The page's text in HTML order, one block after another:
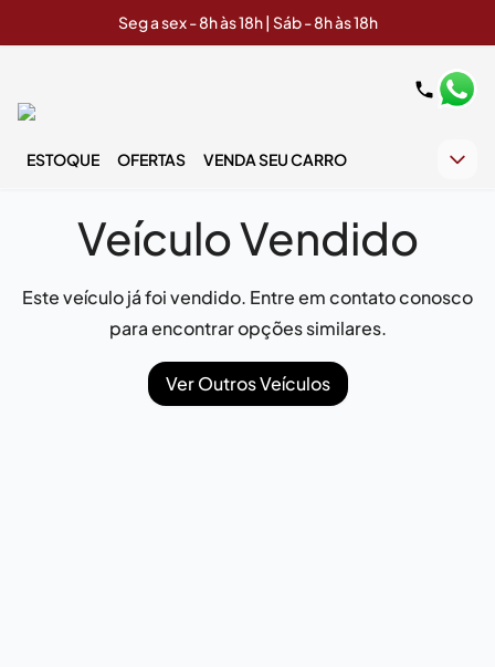
Seg a sex - 8h às 18h | Sáb - 8h às 18h
ESTOQUE OFERTAS VENDA SEU CARRO
Veículo Vendido
Este veículo já foi vendido. Entre em contato conosco
para encontrar opções similares.
Ver Outros Veículos